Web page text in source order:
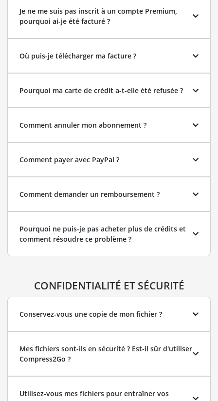
Je ne me suis pas inscrit à un compte Premium,
pourquoi ai-je été facturé ?
Où puis-je télécharger ma facture ?
Pourquoi ma carte de crédit a-t-elle été refusée ?
Comment annuler mon abonnement ?
Comment payer avec PayPal ?
Comment demander un remboursement ?
Pourquoi ne puis-je pas acheter plus de crédits et
comment résoudre ce problème ?
CONFIDENTIALITÉ ET SÉCURITÉ
Conservez-vous une copie de mon fichier ?
Mes fichiers sont-ils en sécurité ? Est-il sûr d'utiliser
Compress2Go ?
Utilisez-vous mes fichiers pour entraîner vos